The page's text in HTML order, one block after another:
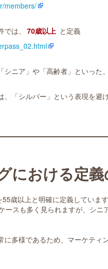
members/
は、 70歳以上 と定義
ニア」や「高齢者」といった
「シルバー」という表現を避
における定
歳以上と明確に定義していま
ースも多く見られますが、シニ
多様であるため、マーケティ